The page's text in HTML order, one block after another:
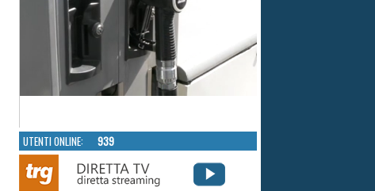
UTENTI ONLINE: 939